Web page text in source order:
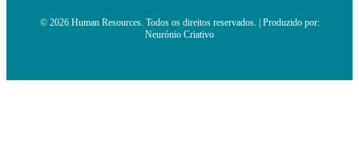
© 2026 Human Resources. Todos os direitos reservados. | Produzido por:
Neurónio Criativo